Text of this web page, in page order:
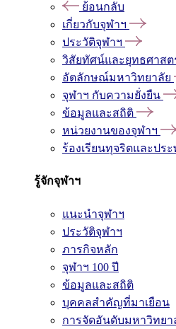
ย้อนกลับ
เกี่ยวกับจุฬาฯ
ประวัติจุฬาฯ
วิสัยทัศน์และยุทธศาสต
อัตลักษณ์มหาวิทยาลัย
จุฬาฯ กับความยั่งยืน
ข้อมูลและสถิติ
หน่วยงานของจุฬาฯ
ร้องเรียนทุจริตและปร
รู้จักจุฬาฯ
แนะนำจุฬาฯ
ประวัติจุฬาฯ
ภารกิจหลัก
จุฬาฯ 100 ปี
ข้อมูลและสถิติ
บุคคลสำคัญที่มาเยือน
การจัดอันดับมหาวิทยา